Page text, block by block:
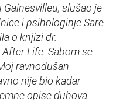
slušao je
i psihologinje Sare
o knjizi dr.
Life. Sabom se
ravnodušan
nije bio kadar
opise duhova